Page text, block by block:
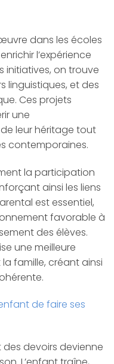
dans les écoles
l’expérience
initiatives, on trouve
linguistiques, et des
Ces projets
une
leur héritage tout
contemporaines.
la participation
ainsi les liens
est essentiel,
favorable à
des élèves.
une meilleure
famille, créant ainsi
de faire ses
devoirs devienne